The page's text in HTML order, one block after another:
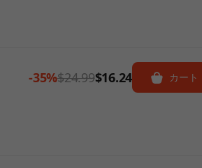
-35%$24.99$16.24 カート